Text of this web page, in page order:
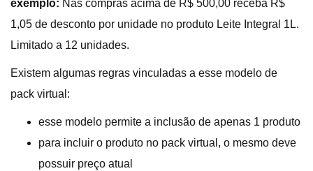
exemplo: Nas compras acima de R$ 500,00 receba R$
1,05 de desconto por unidade no produto Leite Integral 1L.
Limitado a 12 unidades.
Existem algumas regras vinculadas a esse modelo de
pack virtual:
esse modelo permite a inclusão de apenas 1 produto
para incluir o produto no pack virtual, o mesmo deve
possuir preço atual